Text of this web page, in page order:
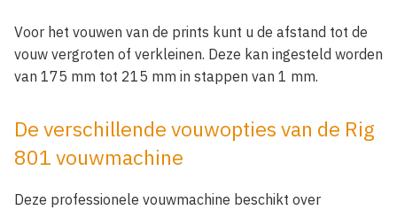
Voor het vouwen van de prints kunt u de afstand tot de
vouw vergroten of verkleinen. Deze kan ingesteld worden
van 175 mm tot 215 mm in stappen van 1 mm.
De verschillende vouwopties van de Rig
801 vouwmachine
Deze professionele vouwmachine beschikt over